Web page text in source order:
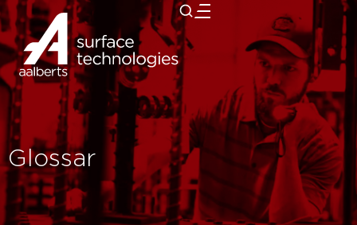
zurück
Glossar